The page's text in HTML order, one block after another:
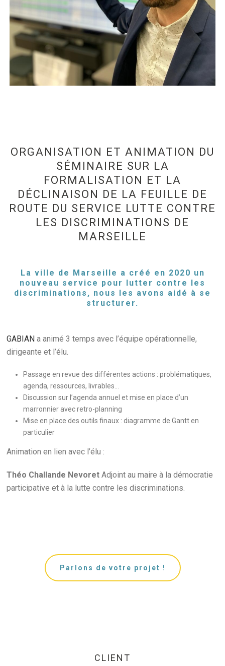
ORGANISATION ET ANIMATION DU
SÉMINAIRE SUR LA
FORMALISATION ET LA
DÉCLINAISON DE LA FEUILLE DE
ROUTE DU SERVICE LUTTE CONTRE
LES DISCRIMINATIONS DE
MARSEILLE
La ville de Marseille a créé en 2020 un
nouveau service pour lutter contre les
discriminations, nous les avons aidé à se
structurer.
GABIAN a animé 3 temps avec l’équipe opérationnelle,
dirigeante et l’élu.
Passage en revue des différentes actions : problématiques,
agenda, ressources, livrables…
Discussion sur l’agenda annuel et mise en place d’un
marronnier avec retro-planning
Mise en place des outils finaux : diagramme de Gantt en
particulier
Animation en lien avec l’élu :
Théo Challande NevoretAdjoint au maire à la démocratie
participative et à la lutte contre les discriminations.
Parlons de votre projet !
CLIENT